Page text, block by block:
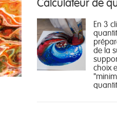
En 3
de la
choix